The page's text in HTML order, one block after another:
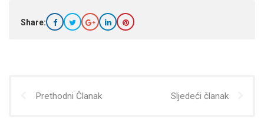
Share:
Prethodni Članak Sljedeći članak